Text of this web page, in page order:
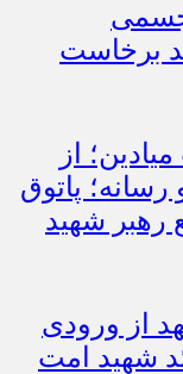
برخاست
از
پاتوق
رهبر شهید
از ورودی
شهید امت